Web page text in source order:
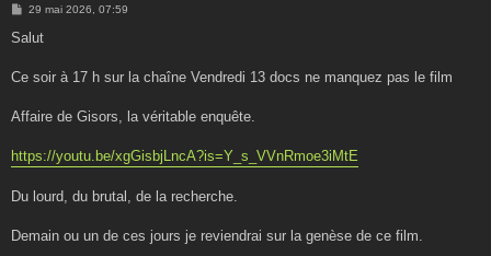
M
s
g
29 mai 2026, 07:59
Salut
Ce soir à 17 h sur la chaîne Vendredi 13 docs ne manquez pas le film
Affaire de Gisors, la véritable enquête.
https://youtu.be/xgGisbjLncA?is=Y_s_VVnRmoe3iMtE
Du lourd, du brutal, de la recherche.
Demain ou un de ces jours je reviendrai sur la genèse de ce film.